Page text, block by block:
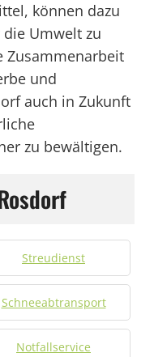
können dazu
Umwelt zu
Zusammenarbeit
und
auch in Zukunft
zu bewältigen.
Streudienst
Schneeabtransport
Notfallservice